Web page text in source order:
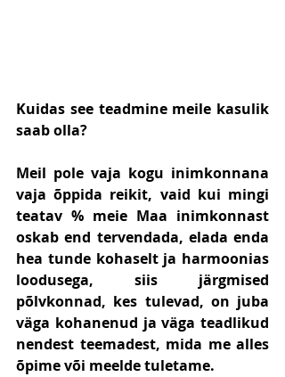
Kuidas see teadmine meile kasulik
saab olla?
Meil pole vaja kogu inimkonnana
vaja õppida reikit, vaid kui mingi
teatav % meie Maa inimkonnast
oskab end tervendada, elada enda
hea tunde kohaselt ja harmoonias
loodusega, siis järgmised
põlvkonnad, kes tulevad, on juba
väga kohanenud ja väga teadlikud
nendest teemadest, mida me alles
õpime või meelde tuletame.